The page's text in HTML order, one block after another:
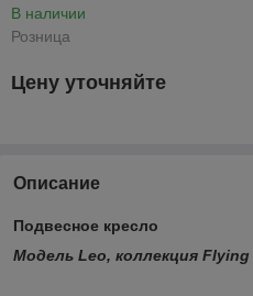
В наличии
Розница
Цену уточняйте
Описание
Подвесное кресло
Модель Leo, коллекция Flying